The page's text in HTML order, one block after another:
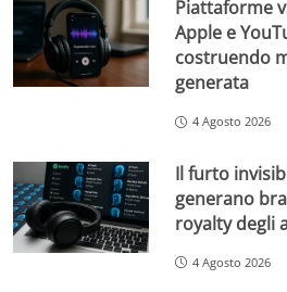
Piattaforme
Apple e
costruendo
generata
4 Agosto 2026
Il furto
generano
royalty degli
4 Agosto 2026